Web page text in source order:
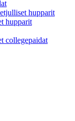
hupparit
hupparit
collegepaidat